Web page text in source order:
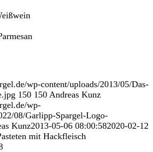
wp-content/uploads/2013/05/Das-
150 150 Andreas Kunz
wp-
08/Garlipp-Spargel-Logo-
Kunz2013-05-06 08:00:582020-02-12
mit Hackfleisch